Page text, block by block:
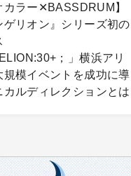
カラー✕BASSDRUM】
ゲリオン』シリーズ初の
；」横浜アリ
規模イベントを成功に導
カルディレクションとは